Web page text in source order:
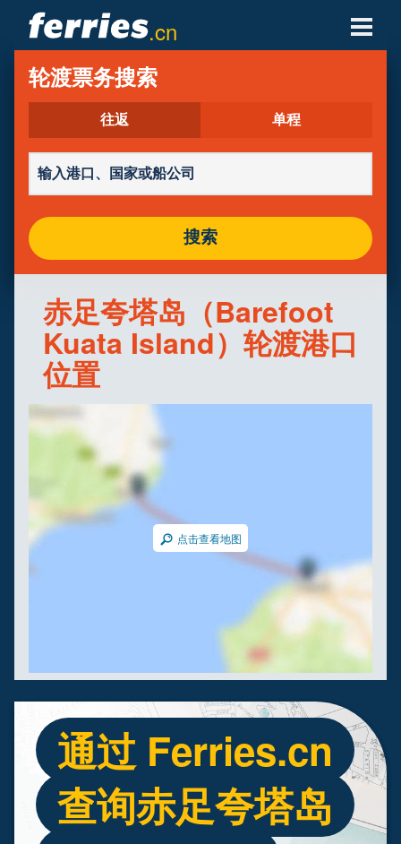
.cn
轮渡公司
轮渡目的地
轮渡航线
轮渡港口
管理预定
轮渡票务搜索
往返 单程
搜索
赤足夸塔岛（Barefoot
Kuata Island）轮渡港口
位置
点击查看地图
通过 Ferries.cn
查询赤足夸塔岛